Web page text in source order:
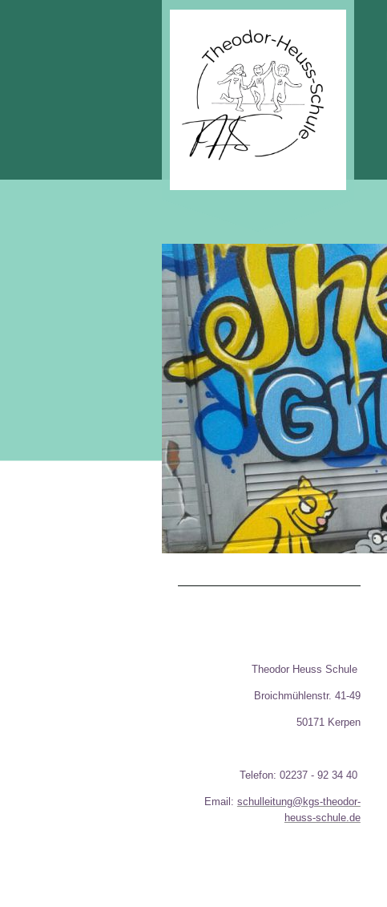
Theodor Heuss Schule
Broichmühlenstr. 41-49
50171 Kerpen
Telefon: 02237 - 92 34 40
Email: schulleitung@kgs-theodor-
heuss-schule.de